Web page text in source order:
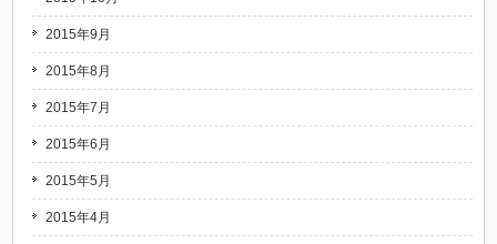
2015年9月
2015年8月
2015年7月
2015年6月
2015年5月
2015年4月